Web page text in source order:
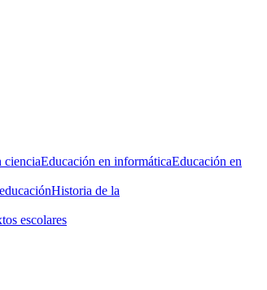
cienciaEducación en informáticaEducación en
Historia de la
escolares